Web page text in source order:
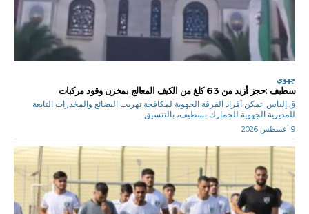
جهوي
سطيف :حجز أزيد من 63 كلغ من الكيف المعالج بمخزن وقود مركبات
ق.إلياس تمكن أفراد الفرقة الجهوية لمكافحة تهريب البضائع والمخدرات التابعة
للمديرية الجهوية للجمارك بسطيف، بالتنسيق...
9 أغسطس 2026